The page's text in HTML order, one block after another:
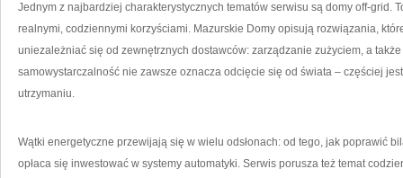
Jednym z najbardziej charakterystycznych tematów serwisu są domy off-grid.
realnymi, codziennymi korzyściami. Mazurskie Domy opisują rozwiązania,
uniezależniać się od zewnętrznych dostawców: zarządzanie zużyciem, a
samowystarczalność nie zawsze oznacza odcięcie się od świata – częściej
utrzymaniu.
Wątki energetyczne przewijają się w wielu odsłonach: od tego, jak poprawić
opłaca się inwestować w systemy automatyki. Serwis porusza też temat